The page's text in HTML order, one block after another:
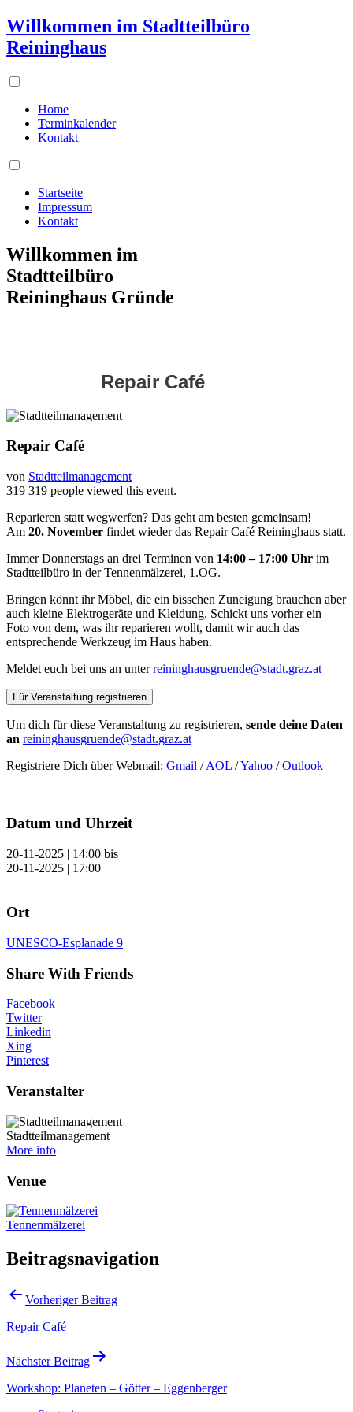
Willkommen im Stadtteilbüro
Reininghaus
Home
Terminkalender
Kontakt
Startseite
Impressum
Kontakt
Willkommen im
Stadtteilbüro
Reininghaus Gründe
Repair Café
Repair Café
von Stadtteilmanagement
319 319 people viewed this event.
Reparieren statt wegwerfen? Das geht am besten gemeinsam!
Am 20. November findet wieder das Repair Café Reininghaus statt.
Immer Donnerstags an drei Terminen von 14:00 – 17:00 Uhr im
Stadtteilbüro in der Tennenmälzerei, 1.OG.
Bringen könnt ihr Möbel, die ein bisschen Zuneigung brauchen aber
auch kleine Elektrogeräte und Kleidung. Schickt uns vorher ein
Foto von dem, was ihr reparieren wollt, damit wir auch das
entsprechende Werkzeug im Haus haben.
Meldet euch bei uns an unterreininghausgruende@stadt.graz.at
Für Veranstaltung registrieren
Um dich für diese Veranstaltung zu registrieren, sende deine Daten
an reininghausgruende@stadt.graz.at
Registriere Dich über Webmail: Gmail /AOL /Yahoo /Outlook
Datum und Uhrzeit
20-11-2025 | 14:00 bis
20-11-2025 | 17:00
Ort
UNESCO-Esplanade 9
Share With Friends
Facebook
Twitter
Linkedin
Xing
Pinterest
Veranstalter
Stadtteilmanagement
More info
Venue
Tennenmälzerei
Beitragsnavigation
Vorheriger Beitrag
Repair Café
Nächster Beitrag
Workshop: Planeten – Götter – Eggenberger